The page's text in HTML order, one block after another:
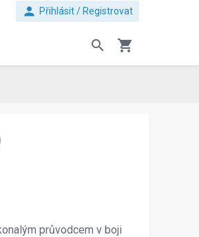
person Přihlásit / Registrovat
search shopping_cart
průvodcem v boji